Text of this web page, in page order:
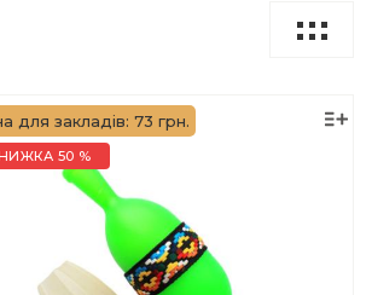
для закладів: 73 грн.
50 %